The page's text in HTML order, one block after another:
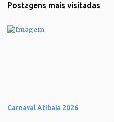
Postagens mais visitadas
Carnaval Atibaia 2026